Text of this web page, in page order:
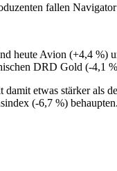
fallen
Avion (+4,4 %)
DRD Gold (-4,1
etwas stärker als
(-6,7 %)